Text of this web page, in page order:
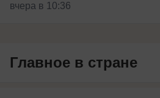
вчера в 10:36
Главное в стране